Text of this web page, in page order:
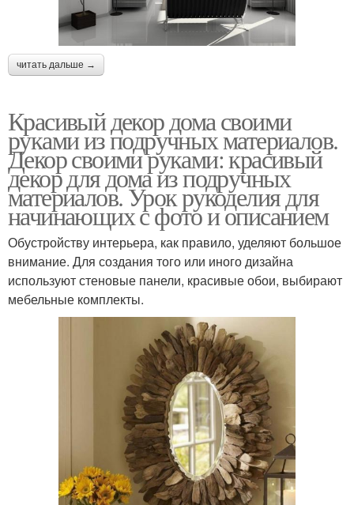
читать дальше →
Красивый декор дома своими
руками из подручных материалов.
Декор своими руками: красивый
декор для дома из подручных
материалов. Урок рукоделия для
начинающих с фото и описанием
Обустройству интерьера, как правило, уделяют большое
внимание. Для создания того или иного дизайна
используют стеновые панели, красивые обои, выбирают
мебельные комплекты.